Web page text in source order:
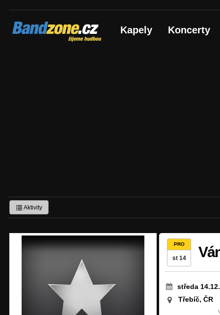
Bandzone.cz
žijeme hudbou Kapely Koncerty
Aktivity
PRO
st 14
středa
Třebíč, ČR